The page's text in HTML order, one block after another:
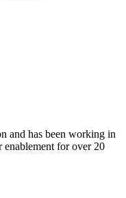
and has been working in
enablement for over 20